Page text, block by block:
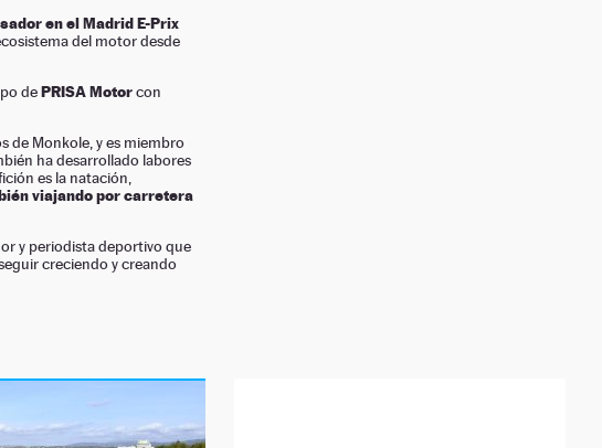
en el Madrid E-Prix
del motor desde
dePRISA Motorcon
de Monkole, y es miembro
ha desarrollado labores
es la natación,
viajando por carretera
y periodista deportivo que
creciendo y creando